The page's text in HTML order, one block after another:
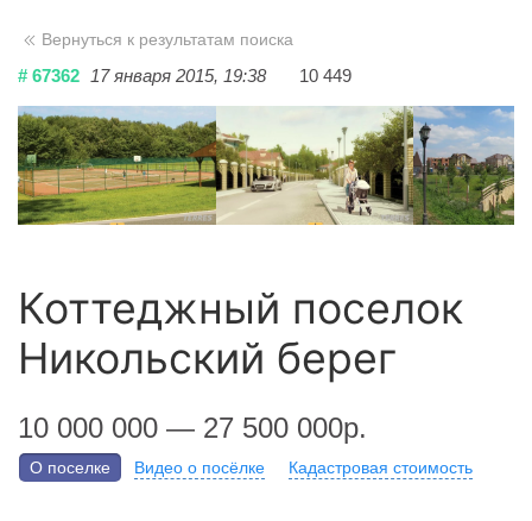
Вернуться к результатам поиска
# 67362 17 января 2015, 19:38 10 449
Коттеджный поселок
Никольский берег
10 000 000 — 27 500 000р.
О поселке Видео о посёлке Кадастровая стоимость